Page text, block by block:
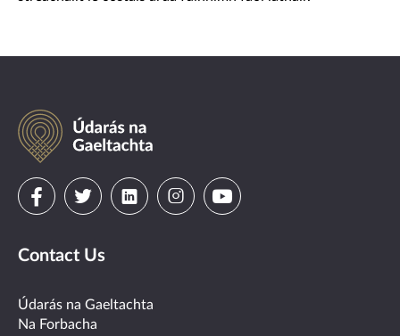
Údarás
na
Gaeltachta
Visit
on
facebook
Visit
on
twitter
Visit
linkedin
VisitVisit
Contact Us
Údarás na Gaeltachta
Na Forbacha